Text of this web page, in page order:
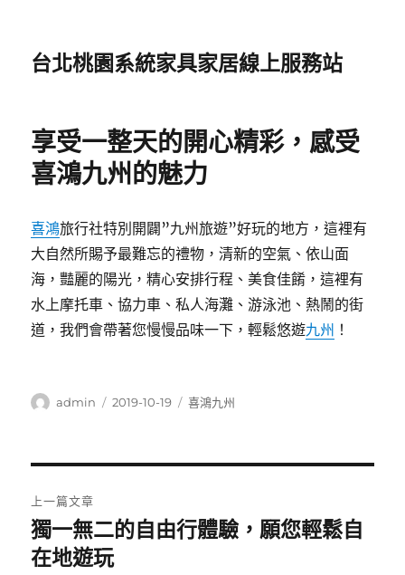
台北桃園系統家具家居線上服務站
享受一整天的開心精彩，感受
喜鴻九州的魅力
喜鴻旅行社特別開闢”九州旅遊”好玩的地方，這裡有
大自然所賜予最難忘的禮物，清新的空氣、依山面
海，豔麗的陽光，精心安排行程、美食佳餚，這裡有
水上摩托車、協力車、私人海灘、游泳池、熱鬧的街
道，我們會帶著您慢慢品味一下，輕鬆悠遊九州 ！
作
admin
發
2019-10-19
分
喜鴻九州
章
導
上一篇文章
上
一
獨一無二的自由行體驗，願您輕鬆自
在地遊玩